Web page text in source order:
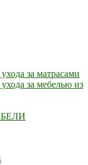
за матрасами
за мебелью из